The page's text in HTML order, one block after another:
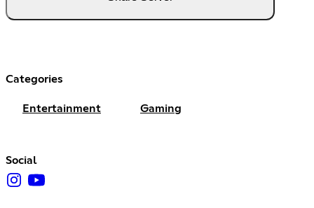
Categories
Entertainment Gaming
Social